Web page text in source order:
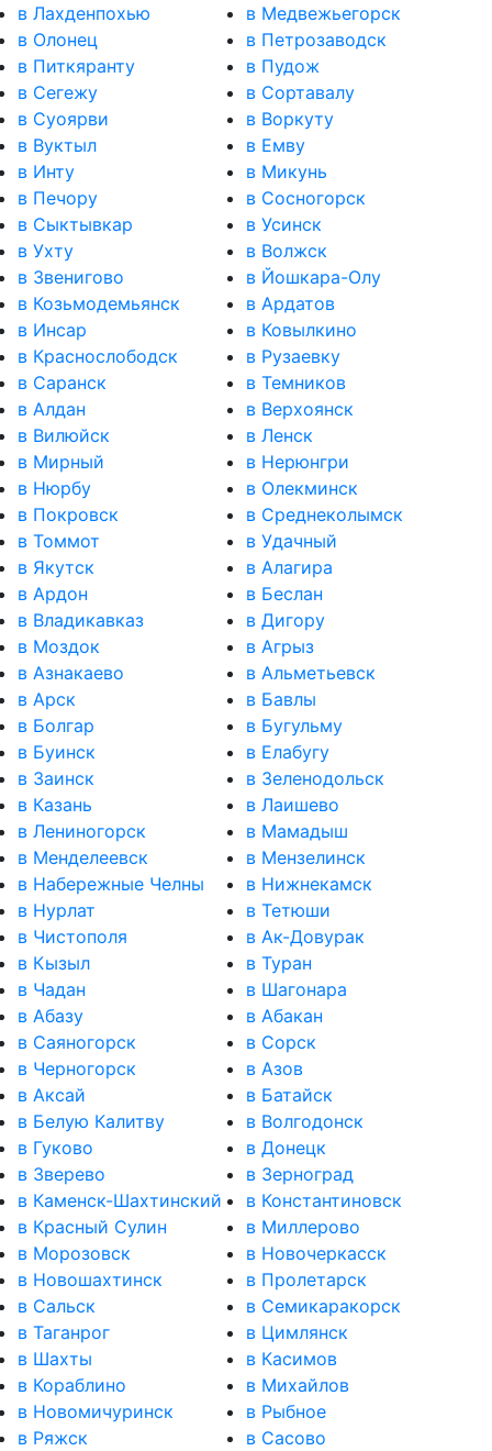
в Лахденпохью
в Медвежьегорск
в Олонец
в Петрозаводск
в Питкяранту
в Пудож
в Сегежу
в Сортавалу
в Суоярви
в Воркуту
в Вуктыл
в Емву
в Инту
в Микунь
в Печору
в Сосногорск
в Сыктывкар
в Усинск
в Ухту
в Волжск
в Звенигово
в Йошкара-Олу
в Козьмодемьянск
в Ардатов
в Инсар
в Ковылкино
в Краснослободск
в Рузаевку
в Саранск
в Темников
в Алдан
в Верхоянск
в Вилюйск
в Ленск
в Мирный
в Нерюнгри
в Нюрбу
в Олекминск
в Покровск
в Среднеколымск
в Томмот
в Удачный
в Якутск
в Алагира
в Ардон
в Беслан
в Владикавказ
в Дигору
в Моздок
в Агрыз
в Азнакаево
в Альметьевск
в Арск
в Бавлы
в Болгар
в Бугульму
в Буинск
в Елабугу
в Заинск
в Зеленодольск
в Казань
в Лаишево
в Лениногорск
в Мамадыш
в Менделеевск
в Мензелинск
в Набережные Челны
в Нижнекамск
в Нурлат
в Тетюши
в Чистополя
в Ак-Довурак
в Кызыл
в Туран
в Чадан
в Шагонара
в Абазу
в Абакан
в Саяногорск
в Сорск
в Черногорск
в Азов
в Аксай
в Батайск
в Белую Калитву
в Волгодонск
в Гуково
в Донецк
в Зверево
в Зерноград
в Каменск-Шахтинский
в Константиновск
в Красный Сулин
в Миллерово
в Морозовск
в Новочеркасск
в Новошахтинск
в Пролетарск
в Сальск
в Семикаракорск
в Таганрог
в Цимлянск
в Шахты
в Касимов
в Кораблино
в Михайлов
в Новомичуринск
в Рыбное
в Ряжск
в Сасово